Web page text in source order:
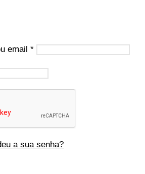
email *
a sua senha?